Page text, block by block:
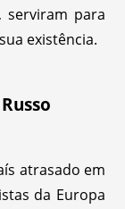
serviram para
existência.
atrasado em
da Europa